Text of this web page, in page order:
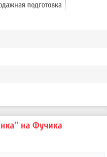
подготовка
на Фучика